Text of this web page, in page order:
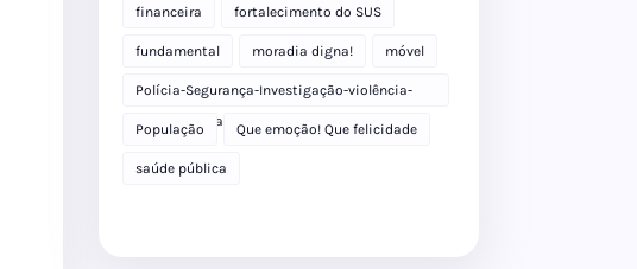
financeira fortalecimento do SUS
fundamental moradia digna! móvel
Polícia-Segurança-Investigação-violência-
Polícia Militar-delegacia
População Que emoção! Que felicidade
saúde pública